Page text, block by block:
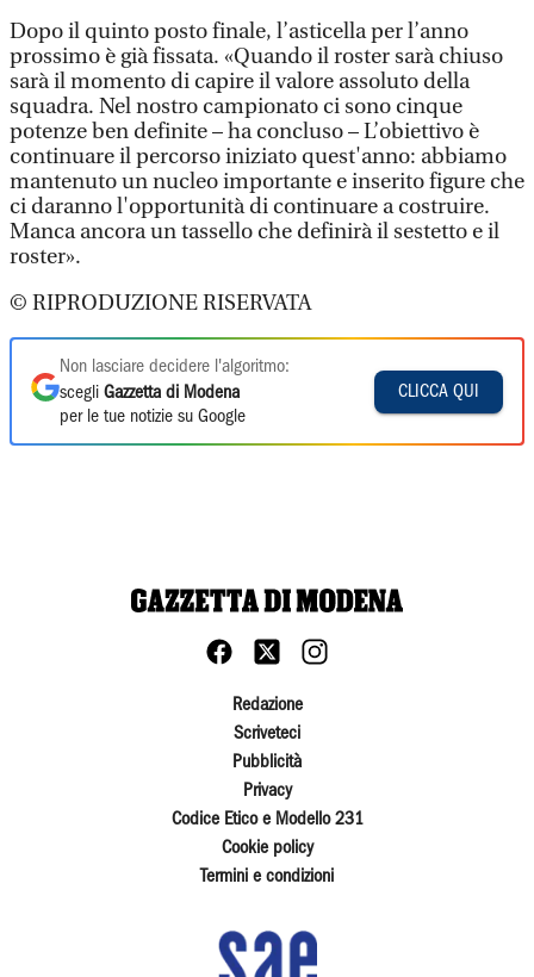
Dopo il quinto posto finale, l’asticella per l’anno
prossimo è già fissata. «Quando il roster sarà chiuso
sarà il momento di capire il valore assoluto della
squadra. Nel nostro campionato ci sono cinque
potenze ben definite – ha concluso – L’obiettivo è
continuare il percorso iniziato quest'anno: abbiamo
mantenuto un nucleo importante e inserito figure che
ci daranno l'opportunità di continuare a costruire.
Manca ancora un tassello che definirà il sestetto e il
roster».
© RIPRODUZIONE RISERVATA
Non lasciare decidere l'algoritmo:
scegli Gazzetta di Modena
per le tue notizie su Google
CLICCA QUI
Redazione
Scriveteci
Pubblicità
Privacy
Codice Etico e Modello 231
Cookie policy
Termini e condizioni